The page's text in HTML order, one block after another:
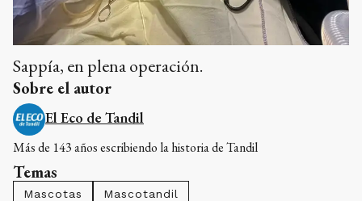
Sappía, en plena operación.
Sobre el autor
El Eco de Tandil
Más de 143 años escribiendo la historia de Tandil
Temas
Mascotas
Mascotandil